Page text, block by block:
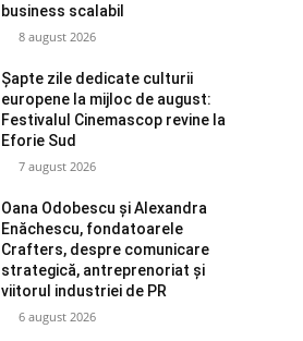
business scalabil
8 august 2026
Șapte zile dedicate culturii
europene la mijloc de august:
Festivalul Cinemascop revine la
Eforie Sud
7 august 2026
Oana Odobescu și Alexandra
Enăchescu, fondatoarele
Crafters, despre comunicare
strategică, antreprenoriat și
viitorul industriei de PR
6 august 2026